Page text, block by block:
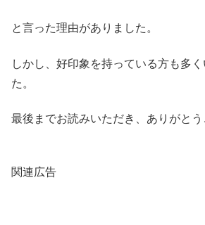
と言った理由がありました。
しかし、好印象を持っている方も多
た。
最後までお読みいただき、ありがとう
関連広告